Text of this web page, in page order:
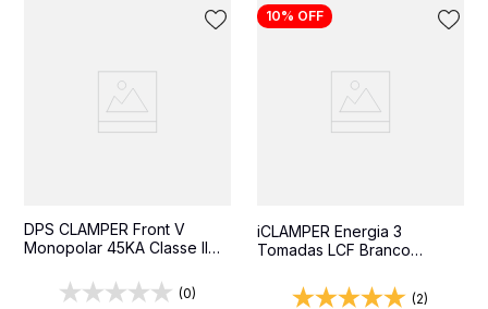
DPS CLAMPER Front V
Monopolar 45KA Classe II
para quadros elétricos(0)
10% OFF
iCLAMPER Energia 3
Tomadas LCF Branco
(2)